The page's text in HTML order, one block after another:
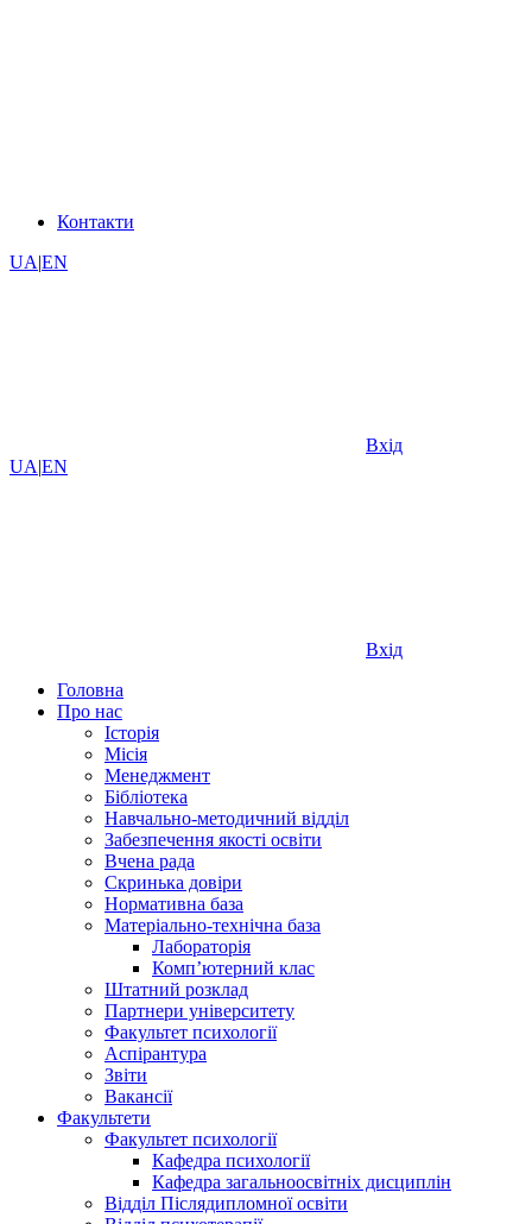
Контакти
UA|EN
Вхід
UA|EN
Вхід
Головна
Про нас
Історія
Місія
Менеджмент
Бібліотека
Навчально-методичний відділ
Забезпечення якості освіти
Вчена рада
Скринька довіри
Нормативна база
Матеріально-технічна база
Лабораторія
Компʼютерний клас
Штатний розклад
Партнери університету
Факультет психології
Аспірантура
Звіти
Вакансії
Факультети
Факультет психології
Кафедра психології
Кафедра загальноосвітніх дисциплін
Відділ Післядипломної освіти